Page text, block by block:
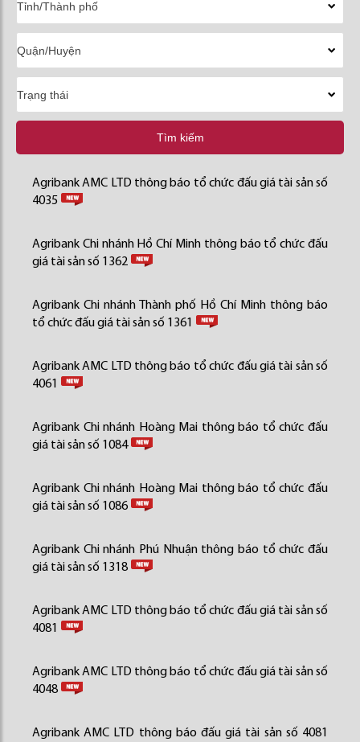
Tìm kiếm
Agribank AMC LTD thông báo tổ chức đấu giá tài sản số
4035
Agribank Chi nhánh Hồ Chí Minh thông báo tổ chức đấu
giá tài sản số 1362
Agribank Chi nhánh Thành phố Hồ Chí Minh thông báo
tổ chức đấu giá tài sản số 1361
Agribank AMC LTD thông báo tổ chức đấu giá tài sản số
4061
Agribank Chi nhánh Hoàng Mai thông báo tổ chức đấu
giá tài sản số 1084
Agribank Chi nhánh Hoàng Mai thông báo tổ chức đấu
giá tài sản số 1086
Agribank Chi nhánh Phú Nhuận thông báo tổ chức đấu
giá tài sản số 1318
Agribank AMC LTD thông báo tổ chức đấu giá tài sản số
4081
Agribank AMC LTD thông báo tổ chức đấu giá tài sản số
4048
Agribank AMC LTD thông báo đấu giá tài sản số 4081